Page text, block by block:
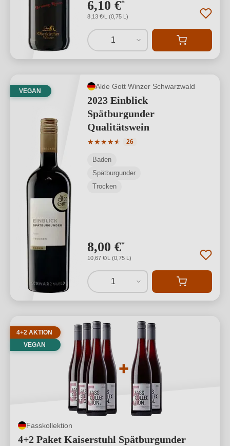
6,10 €*
8,13 €/L (0,75 L)
1
VEGAN
Alde Gott Winzer Schwarzwald
2023 Einblick
Spätburgunder
Qualitätswein
★★★★★
★
Durchschnittliche Bewertung von 4.81
26
Baden
Spätburgunder
Trocken
8,00 €*
10,67 €/L (0,75 L)
1
4+2 AKTION
VEGAN
Fasskollektion
4+2 Paket Kaiserstuhl Spätburgunder